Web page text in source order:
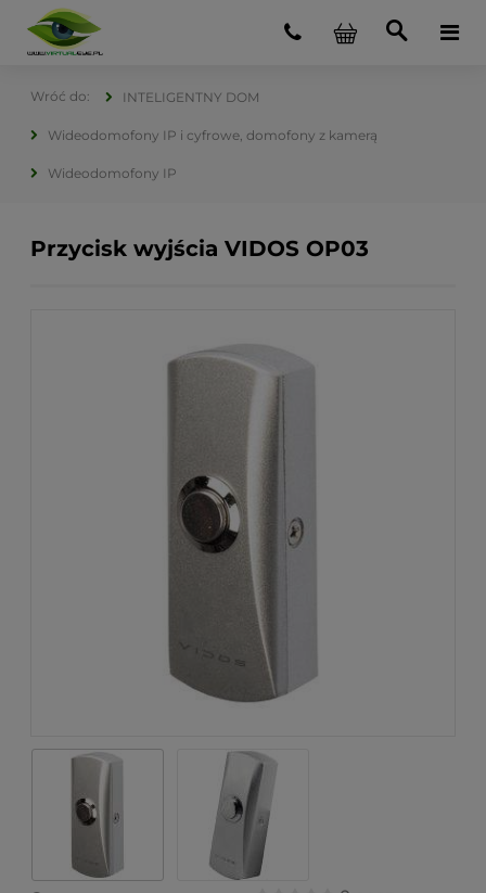
INTELIGENTNY DOM
Wideodomofony IP i cyfrowe, domofony z kamerą
Wideodomofony IP
Przycisk wyjścia VIDOS OP03